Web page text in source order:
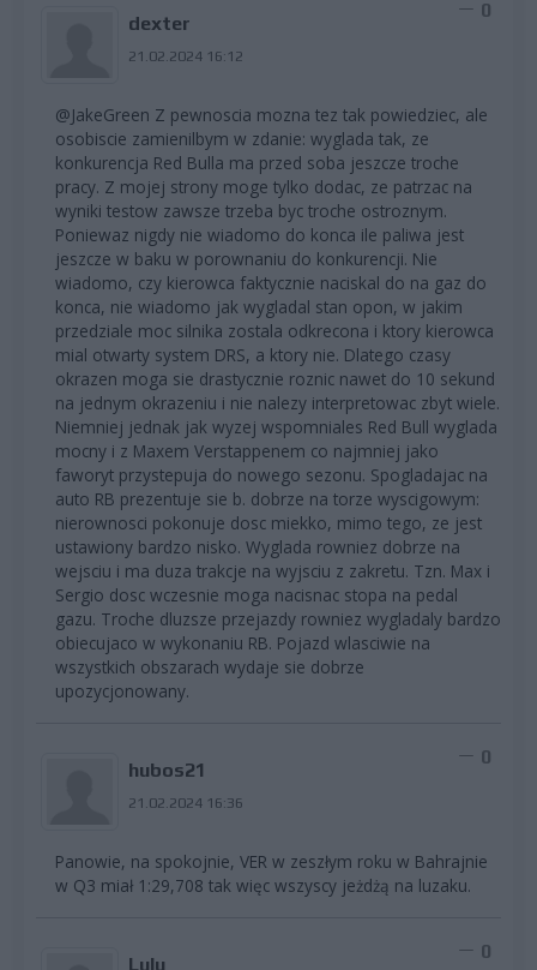
dexter
21.02.2024 16:12
0
@JakeGreen Z pewnoscia mozna tez tak powiedziec, ale
osobiscie zamienilbym w zdanie: wyglada tak, ze
konkurencja Red Bulla ma przed soba jeszcze troche
pracy. Z mojej strony moge tylko dodac, ze patrzac na
wyniki testow zawsze trzeba byc troche ostroznym.
Poniewaz nigdy nie wiadomo do konca ile paliwa jest
jeszcze w baku w porownaniu do konkurencji. Nie
wiadomo, czy kierowca faktycznie naciskal do na gaz do
konca, nie wiadomo jak wygladal stan opon, w jakim
przedziale moc silnika zostala odkrecona i ktory kierowca
mial otwarty system DRS, a ktory nie. Dlatego czasy
okrazen moga sie drastycznie roznic nawet do 10 sekund
na jednym okrazeniu i nie nalezy interpretowac zbyt wiele.
Niemniej jednak jak wyzej wspomniales Red Bull wyglada
mocny i z Maxem Verstappenem co najmniej jako
faworyt przystepuja do nowego sezonu. Spogladajac na
auto RB prezentuje sie b. dobrze na torze wyscigowym:
nierownosci pokonuje dosc miekko, mimo tego, ze jest
ustawiony bardzo nisko. Wyglada rowniez dobrze na
wejsciu i ma duza trakcje na wyjsciu z zakretu. Tzn. Max i
Sergio dosc wczesnie moga nacisnac stopa na pedal
gazu. Troche dluzsze przejazdy rowniez wygladaly bardzo
obiecujaco w wykonaniu RB. Pojazd wlasciwie na
wszystkich obszarach wydaje sie dobrze
upozycjonowany.
hubos21
21.02.2024 16:36
0
Panowie, na spokojnie, VER w zeszłym roku w Bahrajnie
w Q3 miał 1:29,708 tak więc wszyscy jeżdżą na luzaku.
Lulu
0